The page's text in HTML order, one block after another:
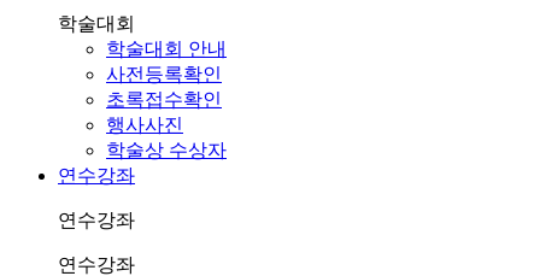
학술대회
학술대회 안내
사전등록확인
초록접수확인
행사사진
학술상 수상자
연수강좌
연수강좌
연수강좌